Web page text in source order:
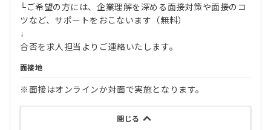
└ご希望の方には、企業理解を深める面接対策や面接のコ
ツなど、サポートをおこないます（無料）
↓
合否を求人担当よりご連絡いたします。
面接地
※面接はオンラインか対面で実施となります。
閉じる